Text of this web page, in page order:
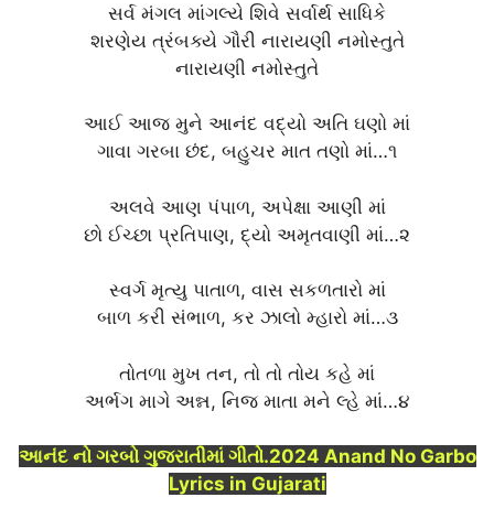
સર્વ મંગલ માંગલ્યે શિવે સર્વાર્થ સાધિકે
શરણેય ત્રંબક્યે ગૌરી નારાયણી નમોસ્તુતે
નારાયણી નમોસ્તુતે
આઈ આજ મુને આનંદ વદ્યો અતિ ઘણો માં
ગાવા ગરબા છંદ, બહુચર માત તણો માં…૧
અલવે આણ પંપાળ, અપેક્ષા આણી માં
છો ઈચ્છા પ્રતિપાણ, દ્યો અમૃતવાણી માં…૨
સ્વર્ગ મૃત્યુ પાતાળ, વાસ સકળતારો માં
બાળ કરી સંભાળ, કર ઝાલો મ્હારો માં…૩
તોતળા મુખ તન, તો તો તોય કહે માં
અર્ભગ માગે અન્ન, નિજ માતા મને લ્હે માં…૪
આનંદ નો ગરબો ગુજરાતીમાં ગીતો.2024 Anand No Garbo
Lyrics in Gujarati